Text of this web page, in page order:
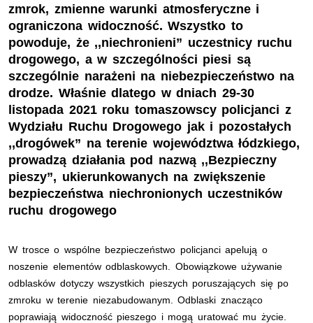
zmrok, zmienne warunki atmosferyczne i
ograniczona widoczność. Wszystko to
powoduje, że ,,niechronieni” uczestnicy ruchu
drogowego, a w szczególności piesi są
szczególnie narażeni na niebezpieczeństwo na
drodze. Właśnie dlatego w dniach 29-30
listopada 2021 roku tomaszowscy policjanci z
Wydziału Ruchu Drogowego jak i pozostałych
,,drogówek” na terenie województwa łódzkiego,
prowadzą działania pod nazwą ,,Bezpieczny
pieszy”, ukierunkowanych na zwiększenie
bezpieczeństwa niechronionych uczestników
ruchu drogowego
W trosce o wspólne bezpieczeństwo policjanci apelują o
noszenie elementów odblaskowych. Obowiązkowe używanie
odblasków dotyczy wszystkich pieszych poruszających się po
zmroku w terenie niezabudowanym. Odblaski znacząco
poprawiają widoczność pieszego i mogą uratować mu życie.